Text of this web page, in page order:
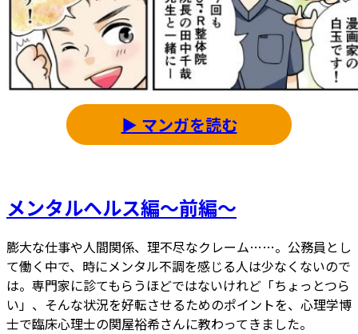
▶ マンガを読む
メンタルヘルス編～前編～
膨大な仕事や人間関係、理不尽なクレーム……。公務員とし
て働く中で、時にメンタル不調を感じる人は少なくないので
は。専門家に診てもらうほどではないけれど「ちょっとつら
い」、そんな状況を好転させるためのポイントを、心理学博
士で臨床心理士の関屋裕希さんに教わってきました。